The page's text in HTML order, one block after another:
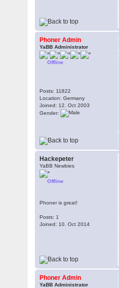
Phoner Admin
YaBB Administrator
Offline
Posts: 11822
Location: Germany
Joined: 12. Oct 2003
Gender:
Hackepeter
YaBB Newbies
Offline
Phoner is great!
Posts: 1
Joined: 10. Oct 2014
Phoner Admin
YaBB Administrator